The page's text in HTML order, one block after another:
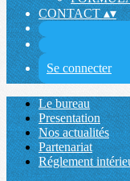
CONTACT▴▾
Se connecter
Le bureau
Presentation
Nos actualités
Partenariat
Réglement